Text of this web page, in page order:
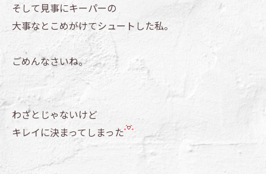
そして見事にキーパーの
大事なとこめがけてシュートした私。
ごめんなさいね。
わざとじゃないけど
キレイに決まってしまった